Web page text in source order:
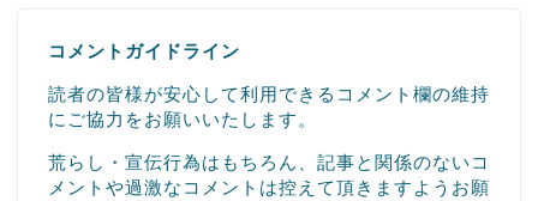
コメントガイドライン
読者の皆様が安心して利用できるコメント欄の維持
にご協力をお願いいたします。
荒らし・宣伝行為はもちろん、記事と関係のないコ
メントや過激なコメントは控えて頂きますようお願